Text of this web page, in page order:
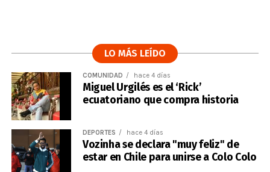
LO MÁS LEÍDO
COMUNIDAD hace 4 días
Miguel Urgilés es el ‘Rick’
ecuatoriano que compra historia
Vozinha se declara "muy feliz" de
estar en Chile para unirse a Colo Colo